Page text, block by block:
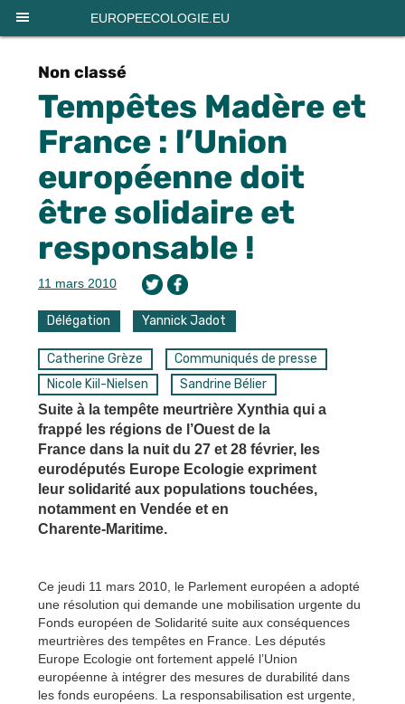
EUROPEECOLOGIE.EU
Non classé
Tempêtes Madère et
France : l’Union
européenne doit
être solidaire et
responsable !
11 mars 2010
Délégation Yannick Jadot
Catherine Grèze
Communiqués de presse
Nicole Kiil-Nielsen
Sandrine Bélier
Suite à la tempête meurtrière Xynthia qui a
frappé les régions de l’Ouest de la
France dans la nuit du 27 et 28 février, les
eurodéputés Europe Ecologie expriment
leur solidarité aux populations touchées,
notamment en Vendée et en
Charente-Maritime.
Ce jeudi 11 mars 2010, le Parlement européen a adopté
une résolution qui demande une mobilisation urgente du
Fonds européen de Solidarité suite aux conséquences
meurtrières des tempêtes en France. Les députés
Europe Ecologie ont fortement appelé l’Union
européenne à intégrer des mesures de durabilité dans
les fonds européens. La responsabilisation est urgente,